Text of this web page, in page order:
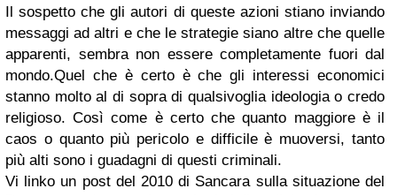
Il sospetto che gli autori di queste azioni stiano inviando
messaggi ad altri e che le strategie siano altre che quelle
apparenti, sembra non essere completamente fuori dal
mondo.Quel che è certo è che gli interessi economici
stanno molto al di sopra di qualsivoglia ideologia o credo
religioso. Così come è certo che quanto maggiore è il
caos o quanto più pericolo e difficileè muoversi,tanto
più alti sono i guadagni di questi criminali.
Vi linko un post del 2010 di Sancara sulla situazione del